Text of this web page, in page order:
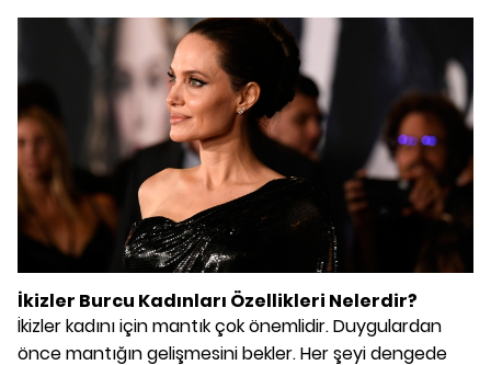
İkizler Burcu Kadınları Özellikleri Nelerdir?
İkizler kadını için mantık çok önemlidir. Duygulardan
önce mantığın gelişmesini bekler. Her şeyi dengede